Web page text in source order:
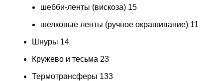
шебби-ленты (вискоза) 15
шелковые ленты (ручное окрашивание) 11
Шнуры 14
Кружево и тесьма 23
Термотрансферы 133